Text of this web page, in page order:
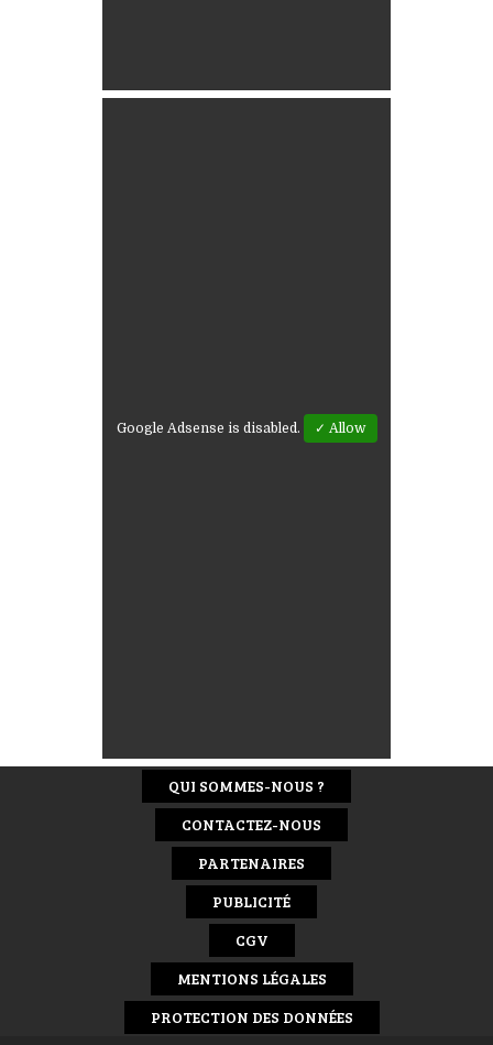
Google Adsense is disabled. ✓ Allow
QUI SOMMES-NOUS ?
CONTACTEZ-NOUS
PARTENAIRES
PUBLICITÉ
CGV
MENTIONS LÉGALES
PROTECTION DES DONNÉES